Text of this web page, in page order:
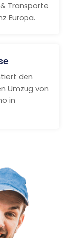
Transporte
Europa.
den
Umzug von
in